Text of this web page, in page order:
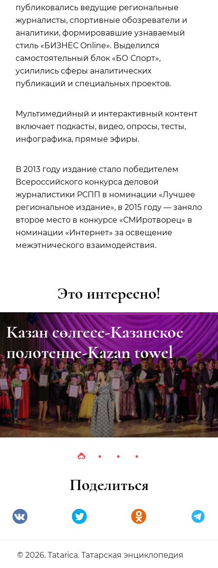
публиковались ведущие региональные
журналисты, спортивные обозреватели и
аналитики, формировавшие узнаваемый
стиль «БИЗНЕС Online». Выделился
самостоятельный блок «БО Спорт»,
усилились сферы аналитических
публикаций и специальных проектов.
Мультимедийный и интерактивный контент
включает подкасты, видео, опросы, тесты,
инфографика, прямые эфиры.
В 2013 году издание стало победителем
Всероссийского конкурса деловой
журналистики РСПП в номинации «Лучшее
региональное издание», в 2015 году –– заняло
второе место в конкурсе «СМИротворец» в
номинации «Интернет» за освещение
межэтнического взаимодействия.
Это интересно!
Видеогалерея
Поделиться
© 2026. Tatarica. Татарская энциклопедия